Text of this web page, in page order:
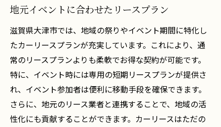
地元イベントに合わせたリースプラン
滋賀県大津市では、地域の祭りやイベント期間に特化し
たカーリースプランが充実しています。これにより、通
常のリースプランよりも柔軟でお得な契約が可能です。
特に、イベント時には専用の短期リースプランが提供さ
れ、イベント参加者は便利に移動手段を確保できます。
さらに、地元のリース業者と連携することで、地域の活
性化にも貢献することができます。カーリースはただの